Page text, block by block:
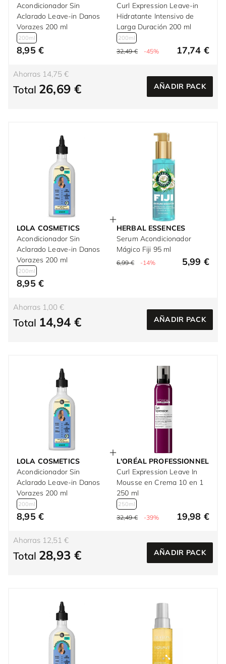
Acondicionador Sin
Aclarado Leave-in Danos
Vorazes 200 ml
200ml
8,95 €
Curl Expression Leave-in
Hidratante Intensivo de
Larga Duración 200 ml
200ml
32,49 € -45% 17,74 €
Ahorras 14,75 €
Total 26,69 € AÑADIR PACK
LOLA COSMETICS
Acondicionador Sin
Aclarado Leave-in Danos
Vorazes 200 ml
200ml
8,95 €
HERBAL ESSENCES
Serum Acondicionador
Mágico Fiji 95 ml
6,99 € -14% 5,99 €
Ahorras 1,00 €
Total 14,94 € AÑADIR PACK
LOLA COSMETICS
Acondicionador Sin
Aclarado Leave-in Danos
Vorazes 200 ml
200ml
8,95 €
L'ORÉAL PROFESSIONNEL
Curl Expression Leave In
Mousse en Crema 10 en 1
250 ml
250ml
32,49 € -39% 19,98 €
Ahorras 12,51 €
Total 28,93 € AÑADIR PACK